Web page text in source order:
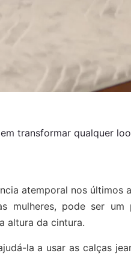
transformar qualquer
atemporal nos últimos
mulheres, pode ser
altura da cintura.
la a usar as calças